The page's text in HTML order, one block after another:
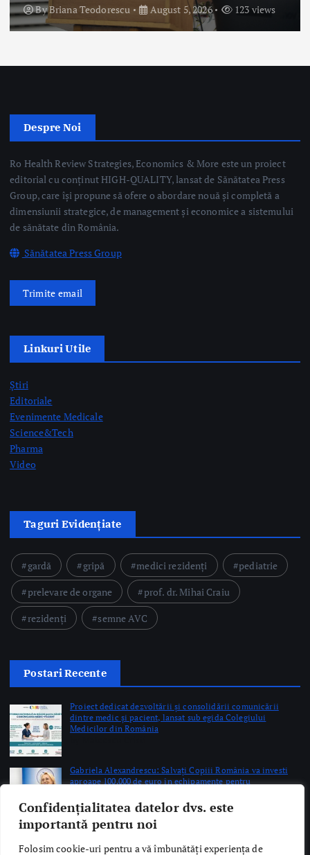
Confidențialitatea datelor dvs. este
importantă pentru noi
Folosim cookie-uri pentru a vă îmbunătăți experiența de
By Mateescu Cristi August 5, 2026 156 views
Despre Noi
Ro Health Review Strategies, Economics & More este un proiect
editorial cu conținut HIGH-QUALITY, lansat de Sănătatea Press
Group, care își propune să ofere o abordare nouă și completă a
dimensiunii strategice, de management și economice a sistemului
de sănătate din România.
Sănătatea Press Group
Trimite email
Linkuri Utile
Știri
Editoriale
Evenimente Medicale
Science&Tech
Pharma
Video
Taguri Evidențiate
gardă gripă medici rezidenți
pediatrie
prelevare de organe
prof. dr. Mihai Craiu
rezidenți
semne AVC
Postari Recente
Proiect dedicat dezvoltării și consolidării comunicării
dintre medic și pacient, lansat sub egida Colegiului
Medicilor din România
Gabriela Alexandrescu: Salvați Copiii România va investi
aproape 100.000 de euro în echipamente pentru
by Briana Teodorescu
internaționali în chirurgia sânului, tratamentul cancerului